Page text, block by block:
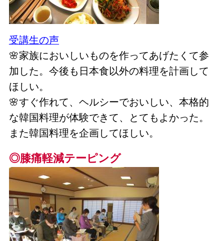
受講生の声
🌸家族においしいものを作ってあげたくて参
加した。今後も日本食以外の料理を計画して
ほしい。
🌸すぐ作れて、ヘルシーでおいしい、本格的
な韓国料理が体験できて、とてもよかった。
また韓国料理を企画してほしい。
◎膝痛軽減テーピング